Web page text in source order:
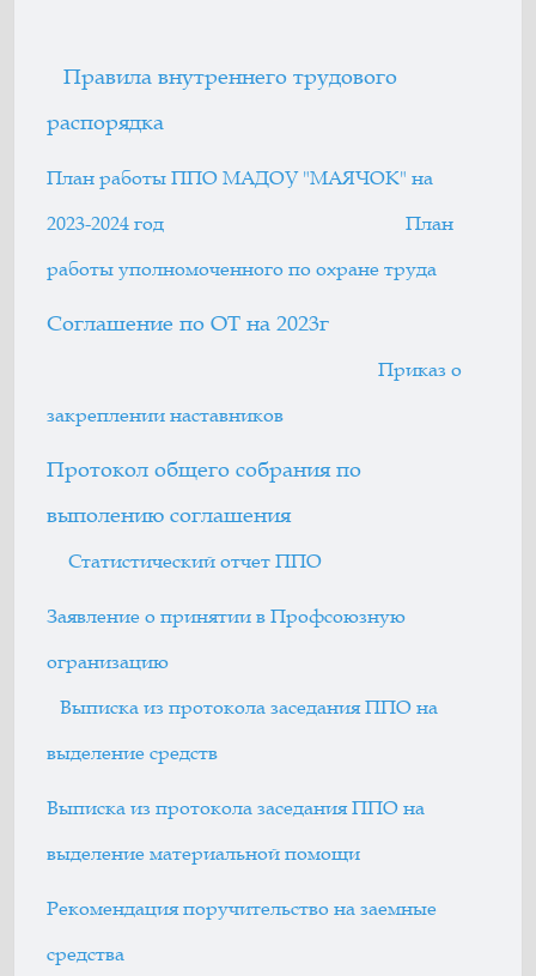
Правила внутреннего трудового
распорядка
План работы ППО МАДОУ "МАЯЧОК" на
2023-2024 год
План
работы уполномоченного по охране труда
Соглашение по ОТ на 2023г
Приказ о
закреплении наставников
Протокол общего собрания по
выполению соглашения
Статистический отчет ППО
Заявление о принятии в Профсоюзную
огранизацию
Выписка из протокола заседания ППО на
выделение средств
Выписка из протокола заседания ППО на
выделение материальной помощи
Рекомендация поручительство на заемные
средства